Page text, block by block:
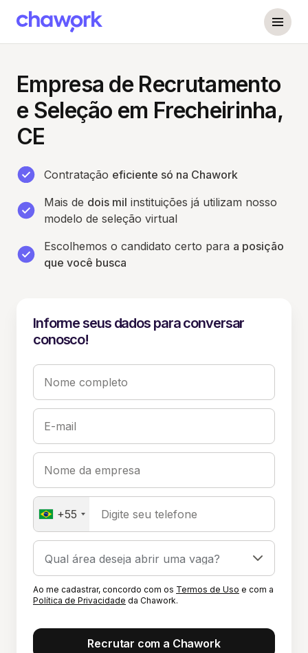
Empresa de Recrutamento
e Seleção em Frecheirinha,
CE
Contratação eficiente só na Chawork
Mais de dois mil instituições já utilizam nosso
modelo de seleção virtual
Escolhemos o candidato certo para a posição
que você busca
Informe seus dados para conversar
conosco!
Nome completo
E-mail
Nome da empresa
+55 Digite seu telefone
Ao me cadastrar, concordo com os Termos de Uso e com a
Política de Privacidade da Chawork.
Recrutar com a Chawork